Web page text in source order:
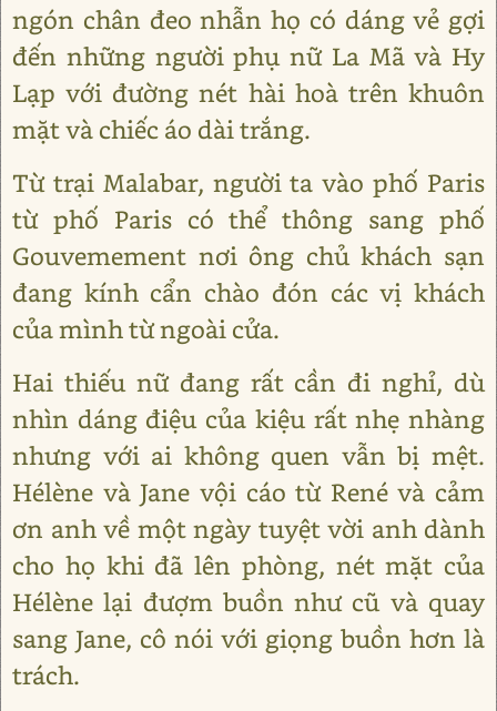
ngón chân đeo nhẫn họ có dáng vẻ gợi
đến những người phụ nữ La Mã và Hy
Lạp với đường nét hài hoà trên khuôn
mặt và chiếc áo dài trắng.
Từ trại Malabar, người ta vào phố Paris
từ phố Paris có thể thông sang phố
Gouvemement nơi ông chủ khách sạn
đang kính cẩn chào đón các vị khách
của mình từ ngoài cửa.
Hai thiếu nữ đang rất cần đi nghỉ, dù
nhìn dáng điệu của kiệu rất nhẹ nhàng
nhưng với ai không quen vẫn bị mệt.
Hélène và Jane vội cáo từ René và cảm
ơn anh về một ngày tuyệt vời anh dành
cho họ khi đã lên phòng, nét mặt của
Hélène lại đượm buồn như cũ và quay
sang Jane, cô nói với giọng buồn hơn là
trách.